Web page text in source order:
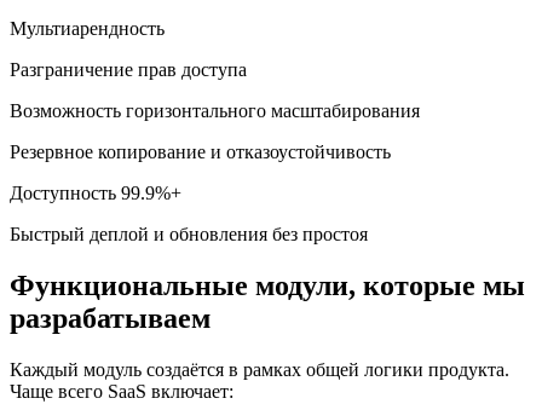
Мультиарендность
Разграничение прав доступа
Возможность горизонтального масштабирования
Резервное копирование и отказоустойчивость
Доступность 99.9%+
Быстрый деплой и обновления без простоя
Функциональные модули, которые мы
разрабатываем
Каждый модуль создаётся в рамках общей логики продукта.
Чаще всего SaaS включает: